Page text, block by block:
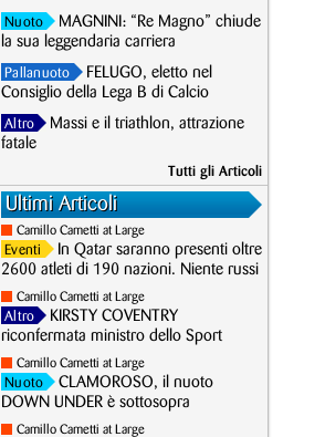
Nuoto
MAGNINI: “Re Magno” chiude
la sua leggendaria carriera
Pallanuoto
FELUGO, eletto nel
Consiglio della Lega B di Calcio
Altro
Massi e il triathlon, attrazione
fatale
Tutti gli Articoli
Ultimi Articoli
Camillo Cametti at Large
Eventi
In Qatar saranno presenti oltre
2600 atleti di 190 nazioni. Niente russi
Camillo Cametti at Large
Altro
KIRSTY COVENTRY
riconfermata ministro dello Sport
Camillo Cametti at Large
Nuoto
CLAMOROSO, il nuoto
DOWN UNDER è sottosopra
Camillo Cametti at Large